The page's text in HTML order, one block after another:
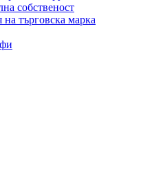
собственост
на търговска марка